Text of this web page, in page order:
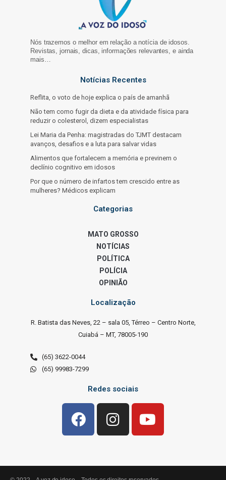
Nós trazemos o melhor em relação a notícia de idosos.
Revistas, jornais, dicas, informações relevantes, e ainda
mais…
Notícias Recentes
Reflita, o voto de hoje explica o país de amanhã
Não tem como fugir da dieta e da atividade física para
reduzir o colesterol, dizem especialistas
Lei Maria da Penha: magistradas do TJMT destacam
avanços, desafios e a luta para salvar vidas
Alimentos que fortalecem a memória e previnem o
declínio cognitivo em idosos
Por que o número de infartos tem crescido entre as
mulheres? Médicos explicam
Categorias
MATO GROSSO
NOTÍCIAS
POLÍTICA
POLÍCIA
OPINIÃO
Localização
R. Batista das Neves, 22 – sala 05, Térreo – Centro Norte,
Cuiabá – MT, 78005-190
(65) 3622-0044
(65) 99983-7299
Redes sociais